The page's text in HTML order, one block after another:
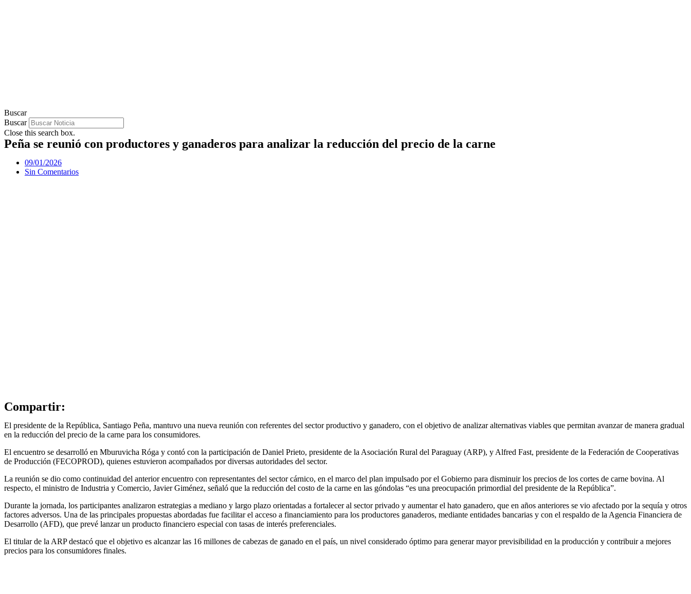
Buscar
Buscar
Close this search box.
Peña se reunió con productores y ganaderos para analizar la reducción del precio de la carne
09/01/2026
Sin Comentarios
Compartir:
El presidente de la República, Santiago Peña, mantuvo una nueva reunión con referentes del sector productivo y ganadero, con el objetivo de analizar alternativas viables que permitan avanzar de manera gradual
en la reducción del precio de la carne para los consumidores.
El encuentro se desarrolló en Mburuvicha Róga y contó con la participación de Daniel Prieto, presidente de la Asociación Rural del Paraguay (ARP), y Alfred Fast, presidente de la Federación de Cooperativas
de Producción (FECOPROD), quienes estuvieron acompañados por diversas autoridades del sector.
La reunión se dio como continuidad del anterior encuentro con representantes del sector cárnico, en el marco del plan impulsado por el Gobierno para disminuir los precios de los cortes de carne bovina. Al
respecto, el ministro de Industria y Comercio, Javier Giménez, señaló que la reducción del costo de la carne en las góndolas “es una preocupación primordial del presidente de la República”.
Durante la jornada, los participantes analizaron estrategias a mediano y largo plazo orientadas a fortalecer al sector privado y aumentar el hato ganadero, que en años anteriores se vio afectado por la sequía y otros
factores adversos. Una de las principales propuestas abordadas fue facilitar el acceso a financiamiento para los productores ganaderos, mediante entidades bancarias y con el respaldo de la Agencia Financiera de
Desarrollo (AFD), que prevé lanzar un producto financiero especial con tasas de interés preferenciales.
El titular de la ARP destacó que el objetivo es alcanzar las 16 millones de cabezas de ganado en el país, un nivel considerado óptimo para generar mayor previsibilidad en la producción y contribuir a mejores
precios para los consumidores finales.